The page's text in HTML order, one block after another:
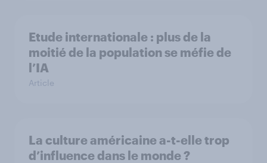
Etude internationale : plus de la
moitié de la population se méfie de
l’IA
Article
La culture américaine a-t-elle trop
d’influence dans le monde ?